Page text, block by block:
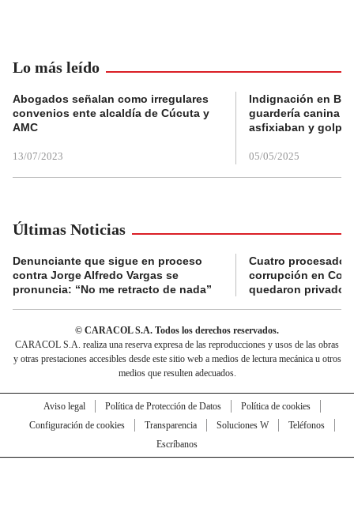
Lo más leído
Abogados señalan como irregulares
convenios ente alcaldía de Cúcuta y
AMC
13/07/2023
Indignación en
guardería canina
asfixiaban y
05/05/2025
Últimas Noticias
Denunciante que sigue en proceso
contra Jorge Alfredo Vargas se
pronuncia: “No me retracto de nada”
Cuatro
corrupción en
quedaron
© CARACOL S.A. Todos los derechos reservados.
CARACOL S.A. realiza una reserva expresa de las reproducciones y usos de las obras
y otras prestaciones accesibles desde este sitio web a medios de lectura mecánica u otros
medios que resulten adecuados.
Aviso legal Política de Protección de Datos
Política de cookies
Configuración de cookies
Transparencia Soluciones W
Teléfonos
Escríbanos